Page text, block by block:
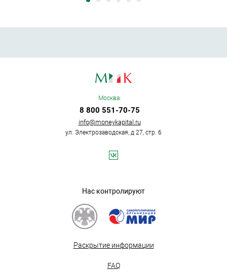
Москва:
8 800 551-70-75
info@moneykapital.ru
ул. Электрозаводская, д 27, стр. 6
Нас контролируют
Раскрытие информации
FAQ